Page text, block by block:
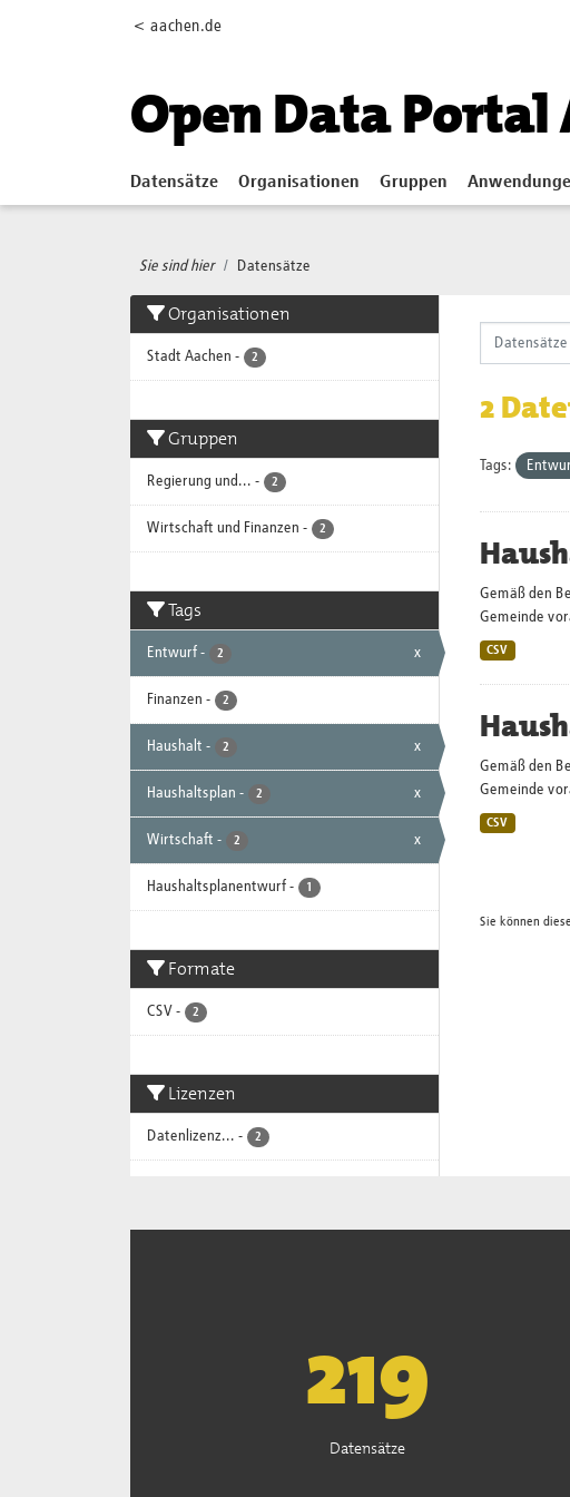
< aachen.de
Open Data Portal
Datensätze Organisationen Gruppen
Sie sind hier Datensätze
Organisationen
Stadt Aachen - 2
Gruppen
Regierung und... - 2
Wirtschaft und Finanzen - 2
Tags
Entwurf - 2 x
Finanzen - 2
Haushalt - 2 x
Haushaltsplan - 2 x
Wirtschaft - 2 x
Haushaltsplanentwurf - 1
Formate
CSV - 2
Lizenzen
Datenlizenz... - 2
2
Tags:
Gemäß den
Gemeinde
CSV
Gemäß den
Gemeinde
CSV
Sie können
222
Datensätze